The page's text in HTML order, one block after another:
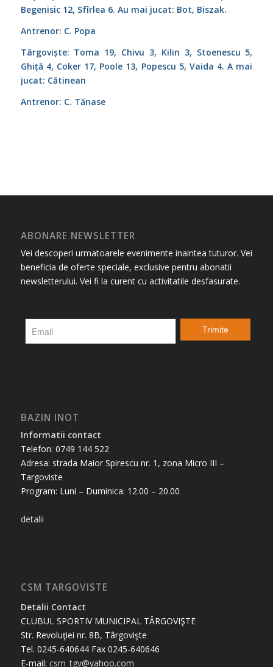
Begenisic 12, Sfîrlea 6. Au mai jucat: Bot, Biszak.
Antrenor: C. Popa
Târgoviște: Toma 19, Chivu 3, Kilin 3, Stoenescu 5,
Ghiță 4, Coker 17, Poole 13, Popescu 5, Vaida 4. A mai
jucat: Cătinean
Antrenor: C. Tănase
ABONARE NEWSLETTER
Vei descoperi urmatoarele evenimente inaintea tuturor. Vei
beneficia de oferte speciale, exclusive pentru abonatii
newsletterului. Vei fi la curent cu activitatile desfasurate.
BAZIN INOT
Informatii contact
Telefon: 0749 144 522
Adresa: strada Maior Spirescu nr. 1, zona Micro III –
Targoviste
Program: Luni – Duminica: 12.00 – 20.00
detalii
CSM TARGOVISTE
Detalii Contact
CLUBUL SPORTIV MUNICIPAL TÂRGOVIŞTE
Str. Revoluţiei nr. 8B, Târgovişte
Tel. 0245-640644 Fax 0245-640646
E-mail: csm_tgv@yahoo.com